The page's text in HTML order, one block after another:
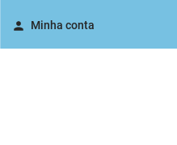
Minha conta